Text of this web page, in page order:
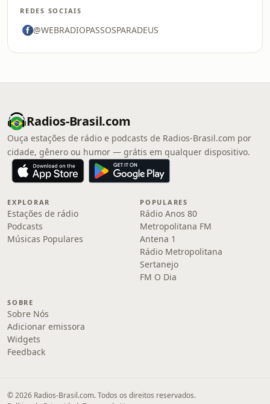
REDES SOCIAIS
@WEBRADIOPASSOSPARADEUS
Radios-Brasil.com
Ouça estações de rádio e podcasts de Radios-Brasil.com por
cidade, gênero ou humor — grátis em qualquer dispositivo.
EXPLORAR
Estações de rádio
Podcasts
Músicas Populares
POPULARES
Rádio Anos 80
Metropolitana FM
Antena 1
Rádio Metropolitana
Sertanejo
FM O Dia
SOBRE
Sobre Nós
Adicionar emissora
Widgets
Feedback
© 2026 Radios-Brasil.com. Todos os direitos reservados.